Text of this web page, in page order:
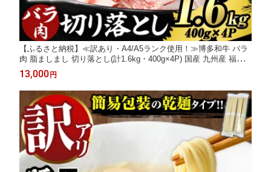
【ふるさと納税】≪訳あり・A4/A5ランク使用！≫博多和牛 バラ
肉 脂ましまし 切り落とし(計1.6kg・400g×4P) 国産 九州産 福岡
県産 牛肉 和牛 黒毛和牛 きりおとし 切り落し 赤身 バラ肉 訳あり
わけあり 規格外 お肉 肉じゃが 牛丼 総菜 冷凍【エム・ケイ食
品】
13,000 円